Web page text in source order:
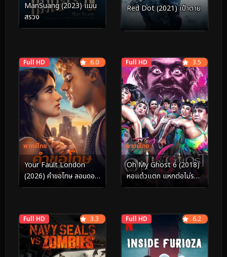
ManSuang (2023) แมน
สรวง
Red Dot (2021) เป้าตาย
Full HD
พากย์ไทย
6.0
Your Fault London
(2026) คำขอโทษ ลอนดอน
2
Full HD
พากย์ไทย
3.5
Oh My Ghost 6 (2018)
หอแต๋วแตก แหกต่อไม่รอ
แล้วนะ
Full HD 3.3 Full HD 6.2